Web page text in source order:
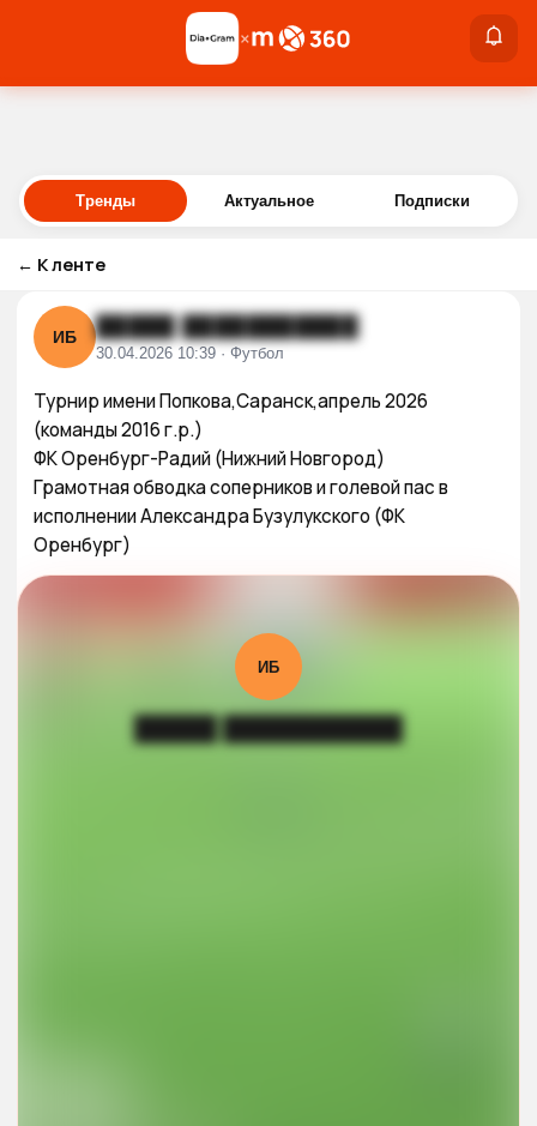
Войти
×
Тренды Актуальное Подписки
← К ленте
ИБ █████ ███████████
30.04.2026 10:39 · Футбол
Турнир имени Попкова,Саранск,апрель 2026
(команды 2016 г.р.)
ФК Оренбург-Радий (Нижний Новгород)
Грамотная обводка соперников и голевой пас в
исполнении Александра Бузулукского (ФК
Оренбург)
ИБ
█████ ███████████